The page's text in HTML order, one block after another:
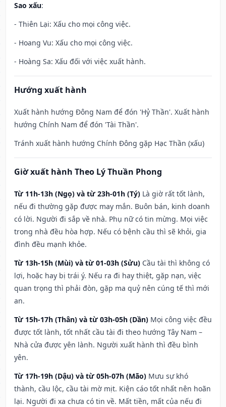
Sao xấu:
- Thiên Lại: Xấu cho mọi công việc.
- Hoang Vu: Xấu cho mọi công việc.
- Hoàng Sa: Xấu đối với việc xuất hành.
Hướng xuất hành
Xuất hành hướng Đông Nam để đón 'Hỷ Thần'. Xuất hành
hướng Chính Nam để đón 'Tài Thần'.
Tránh xuất hành hướng Chính Đông gặp Hạc Thần (xấu)
Giờ xuất hành Theo Lý Thuần Phong
Từ 11h-13h (Ngọ) và từ 23h-01h (Tý) Là giờ rất tốt lành,
nếu đi thường gặp được may mắn. Buôn bán, kinh doanh
có lời. Người đi sắp về nhà. Phụ nữ có tin mừng. Mọi việc
trong nhà đều hòa hợp. Nếu có bệnh cầu thì sẽ khỏi, gia
đình đều mạnh khỏe.
Từ 13h-15h (Mùi) và từ 01-03h (Sửu) Cầu tài thì không có
lợi, hoặc hay bị trái ý. Nếu ra đi hay thiệt, gặp nạn, việc
quan trọng thì phải đòn, gặp ma quỷ nên cúng tế thì mới
an.
Từ 15h-17h (Thân) và từ 03h-05h (Dần) Mọi công việc đều
được tốt lành, tốt nhất cầu tài đi theo hướng Tây Nam –
Nhà cửa được yên lành. Người xuất hành thì đều bình
yên.
Từ 17h-19h (Dậu) và từ 05h-07h (Mão) Mưu sự khó
thành, cầu lộc, cầu tài mờ mịt. Kiện cáo tốt nhất nên hoãn
lại. Người đi xa chưa có tin về. Mất tiền, mất của nếu đi